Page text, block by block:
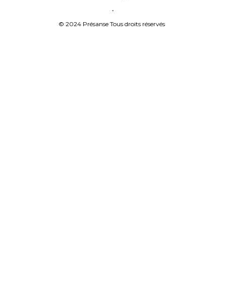
© 2024 Présanse Tous droits réservés
•